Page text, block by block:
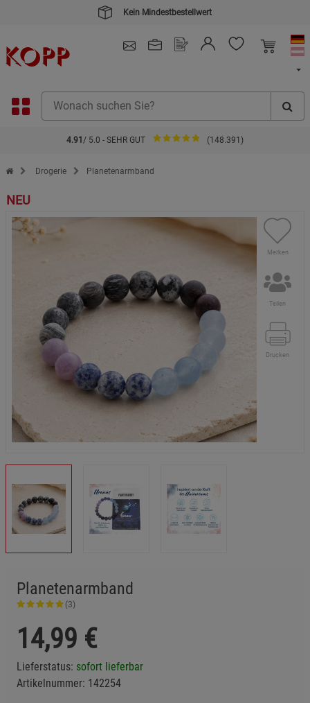
Kein Mindestbestellwert
4.91 / 5.0 - SEHR GUT (148.391)
Zur Startseite des Kopp Verlag Online-Shop
Drogerie Planetenarmband
NEU
Merken
Teilen
Drucken
Planetenarmband
(3)
14,99 €
Lieferstatus: sofort lieferbar
Artikelnummer: 142254